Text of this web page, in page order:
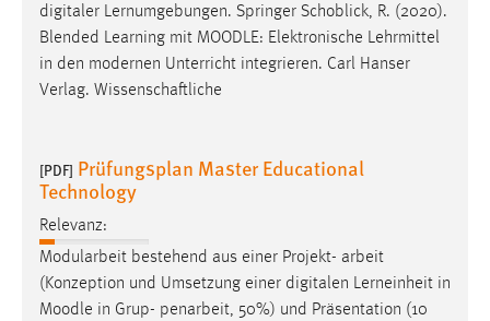
digitaler Lernumgebungen. Springer Schoblick, R. (2020).
Blended Learning mit MOODLE: Elektronische Lehrmittel
in den modernen Unterricht integrieren. Carl Hanser
Verlag. Wissenschaftliche
[PDF] Prüfungsplan Master Educational
Technology
Relevanz:
Modularbeit bestehend aus einer Projekt- arbeit
(Konzeption und Umsetzung einer digitalen Lerneinheit in
Moodle in Grup- penarbeit, 50%) und Präsentation (10